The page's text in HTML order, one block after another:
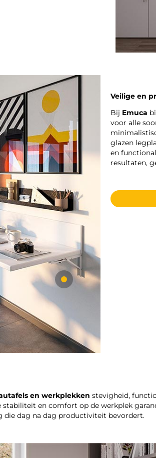
Veilige en
Bij Emuca
voor alle
glazen
en
resultaten,
en werkplekken stevigheid,
en comfort op de werkplek
die dag na dag productiviteit bevordert.